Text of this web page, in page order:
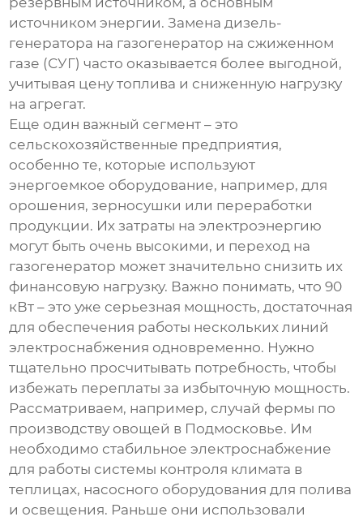
источником энергии. Замена дизель-
генератора на газогенератор на сжиженном
газе (СУГ) часто оказывается более выгодной,
учитывая цену топлива и сниженную нагрузку
на агрегат.
Еще один важный сегмент – это
сельскохозяйственные предприятия,
особенно те, которые используют
энергоемкое оборудование, например, для
орошения, зерносушки или переработки
продукции. Их затраты на электроэнергию
могут быть очень высокими, и переход на
газогенератор может значительно снизить их
финансовую нагрузку. Важно понимать, что 90
кВт – это уже серьезная мощность, достаточная
для обеспечения работы нескольких линий
электроснабжения одновременно. Нужно
тщательно просчитывать потребность, чтобы
избежать переплаты за избыточную мощность.
Рассматриваем, например, случай фермы по
производству овощей в Подмосковье. Им
необходимо стабильное электроснабжение
для работы системы контроля климата в
теплицах, насосного оборудования для полива
и освещения. Раньше они использовали